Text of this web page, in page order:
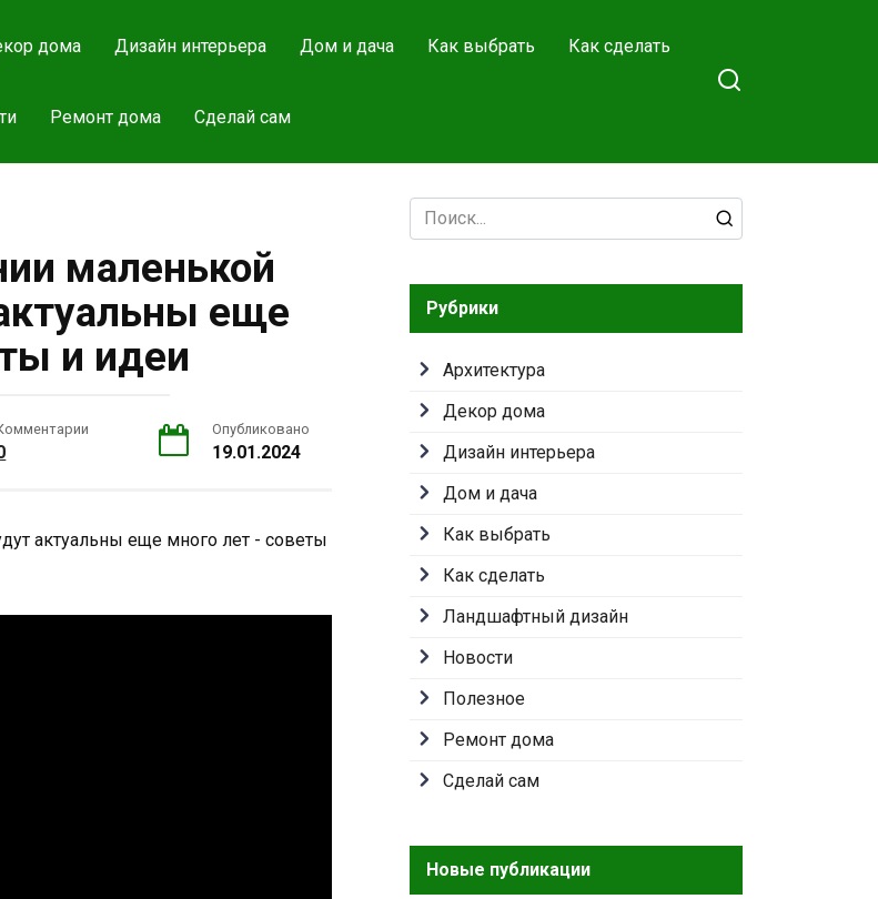
дома Дизайн интерьера Дом и дача Как выбрать Как сделать
Ремонт дома Сделай сам
маленькой
еще
и идеи
Опубликовано
19.01.2024
Search
for:
Рубрики
Архитектура
Декор дома
Дизайн интерьера
Дом и дача
Как выбрать
Как сделать
Ландшафтный дизайн
Новости
Полезное
Ремонт дома
Сделай сам
Новые публикации